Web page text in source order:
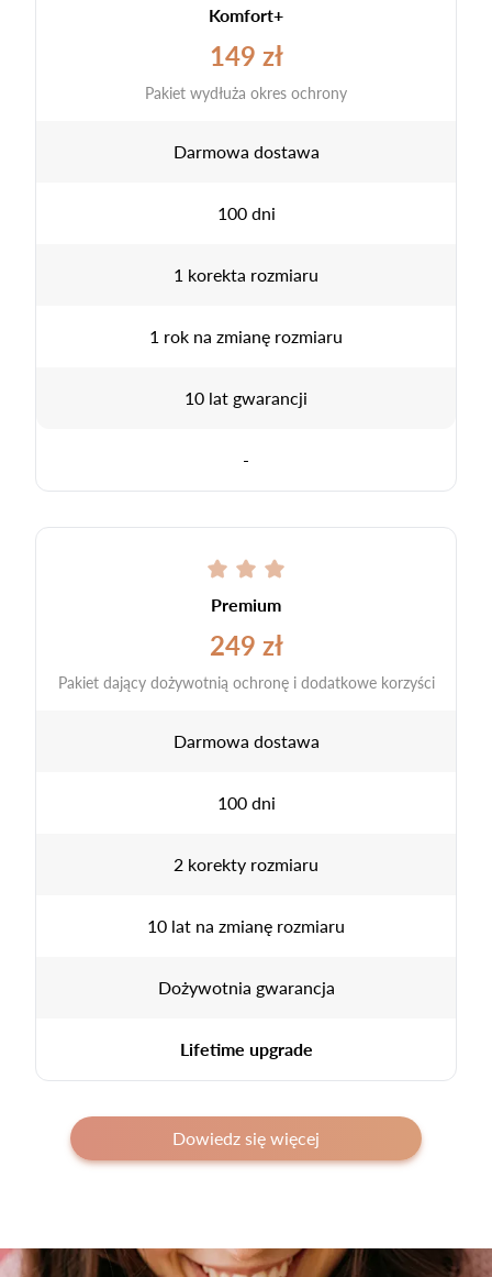
Komfort+
149 zł
Pakiet wydłuża okres ochrony
Darmowa dostawa
100 dni
1 korekta rozmiaru
1 rok na zmianę rozmiaru
10 lat gwarancji
-
Premium
249 zł
Pakiet dający dożywotnią ochronę i dodatkowe korzyści
Darmowa dostawa
100 dni
2 korekty rozmiaru
10 lat na zmianę rozmiaru
Dożywotnia gwarancja
Lifetime upgrade
Dowiedz się więcej